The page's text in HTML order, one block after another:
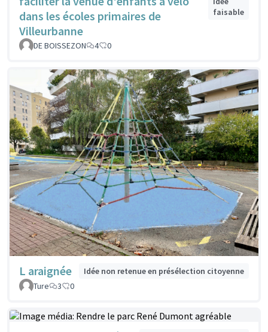
dans les écoles primaires de
Villeurbanne
faisable
DE BOISSEZON 4 0
L araignée
Idée non retenue en présélection citoyenne
Ture
3 0